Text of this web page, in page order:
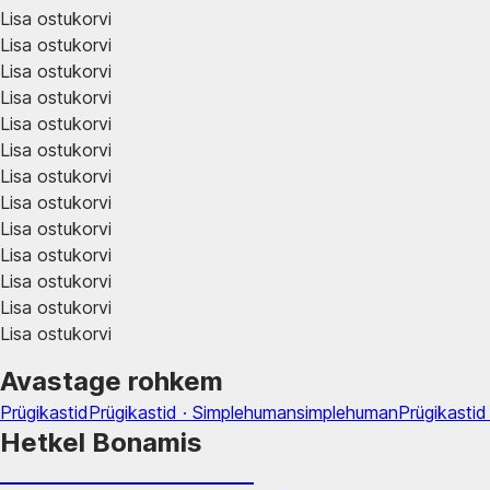
Lisa ostukorvi
Lisa ostukorvi
Lisa ostukorvi
Lisa ostukorvi
Lisa ostukorvi
Lisa ostukorvi
Lisa ostukorvi
Lisa ostukorvi
Lisa ostukorvi
Lisa ostukorvi
Lisa ostukorvi
Lisa ostukorvi
Lisa ostukorvi
Avastage rohkem
PrügikastidPrügikastid · Simplehumansimplehuman
Hetkel Bonamis